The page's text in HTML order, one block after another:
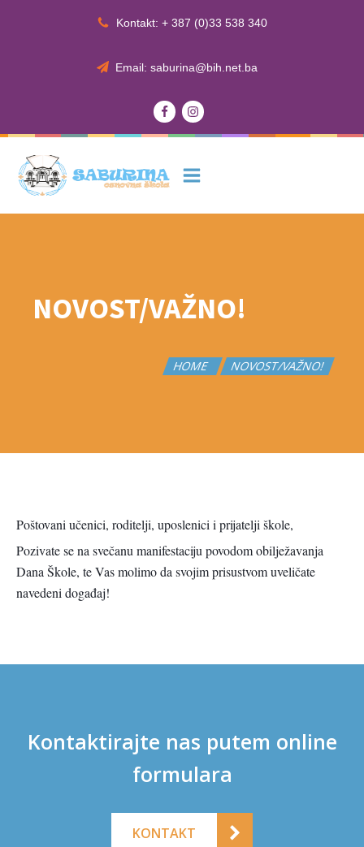
Kontakt: + 387 (0)33 538 340
Email: saburina@bih.net.ba
NOVOST/VAŽNO!
HOME NOVOST/VAŽNO!
Poštovani učenici, roditelji, uposlenici i prijatelji škole,
Pozivate se na svečanu manifestaciju povodom obilježavanja
Dana Škole, te Vas molimo da svojim prisustvom uveličate
navedeni događaj!
Kontaktirajte nas putem online
formulara
KONTAKT